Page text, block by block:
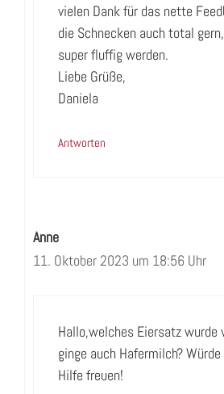
vielen Dank für das nette
die Schnecken auch total
super fluffig werden.
Liebe Grüße,
Daniela
Antworten
Anne
11. Oktober 2023 um 18:56 Uhr
Hallo,welches Eiersatz wurde
ginge auch Hafermilch?
Hilfe freuen!